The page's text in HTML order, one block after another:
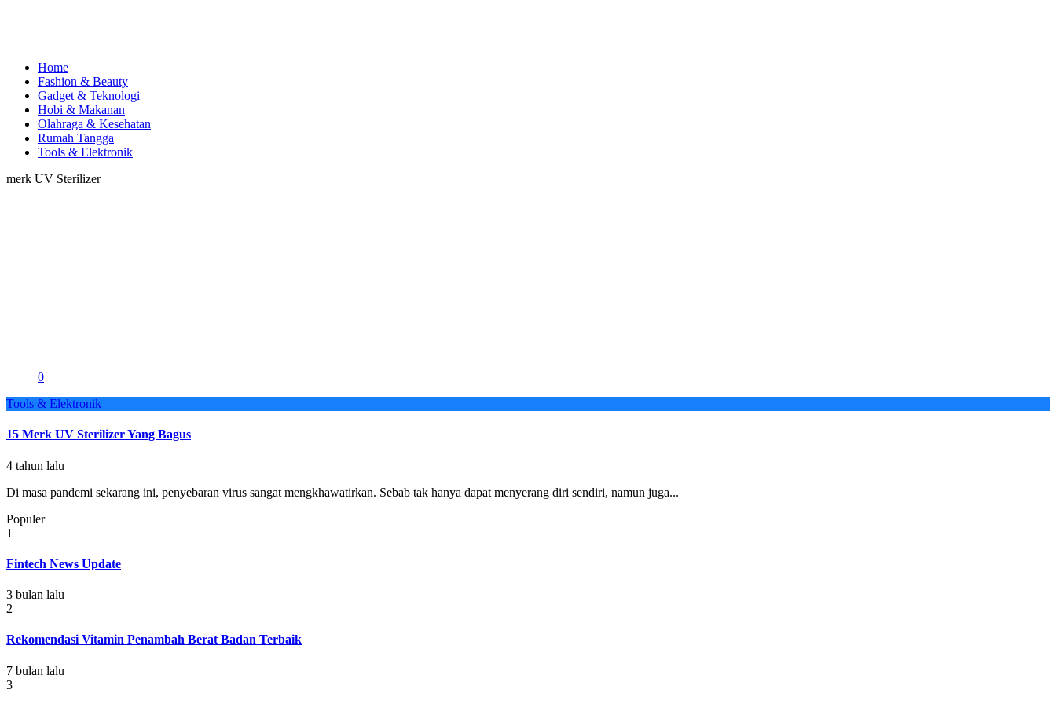
Home
Fashion & Beauty
Gadget & Teknologi
Hobi & Makanan
Olahraga & Kesehatan
Rumah Tangga
Tools & Elektronik
merk UV Sterilizer
0
Tools & Elektronik
15 Merk UV Sterilizer Yang Bagus
4 tahun lalu
Di masa pandemi sekarang ini, penyebaran virus sangat mengkhawatirkan. Sebab tak hanya dapat menyerang diri sendiri, namun juga...
Populer
1
Fintech News Update
3 bulan lalu
2
Rekomendasi Vitamin Penambah Berat Badan Terbaik
7 bulan lalu
3